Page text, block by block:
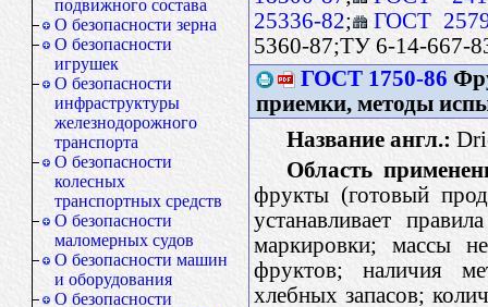
подвижного состава
О безопасности зерна
О безопасности
игрушек
О безопасности
инфраструктуры
железнодорожного
транспорта
О безопасности
колесных
транспортных средств
О безопасности
маломерных судов
О безопасности машин
и оборудования
О безопасности
25336-82;
ГОСТ
5360-87;ТУ 6-14-667-
ГОСТ 1750-86
приемки, методы
Название англ.:
Область
фрукты (готовый
устанавливает
маркировки; массы
фруктов; наличия
хлебных запасов;